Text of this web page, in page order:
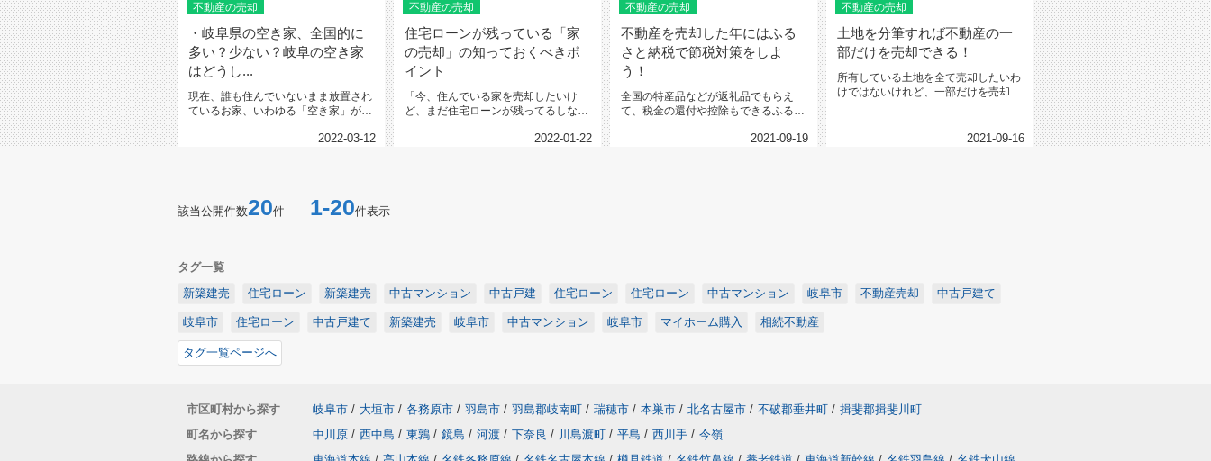
不動産の売却
・岐阜県の空き家、全国的に
多い？少ない？岐阜の空き家
はどうし...
現在、誰も住んでいないまま放置され
ているお家、いわゆる「空き家」が社
2022-03-12
不動産の売却
住宅ローンが残っている「家
の売却」の知っておくべきポ
イント
「今、住んでいる家を売却したいけ
ど、まだ住宅ローンが残ってるしな
2022-01-22
不動産の売却
不動産を売却した年にはふる
さと納税で節税対策をしよ
う！
全国の特産品などが返礼品でもらえ
て、税金の還付や控除もできるふるさ
2021-09-19
不動産の売却
土地を分筆すれば不動産の一
部だけを売却できる！
所有している土地を全て売却したいわ
けではないけれど、一部だけを売却し
2021-09-16
該当公開件数20件 1-20件表示
タグ一覧
新築建売
住宅ローン 新築建売 中古マンション 中古戸建 住宅ローン 住宅ローン 中古マンション 岐阜市 不動産売却 中古戸建て
岐阜市 住宅ローン 中古戸建て 新築建売 岐阜市 中古マンション 岐阜市 マイホーム購入 相続不動産
タグ一覧ページへ
市区町村から探す 岐阜市 / 大垣市 / 各務原市 / 羽島市 / 羽島郡岐南町 / 瑞穂市 / 本巣市 / 北名古屋市 / 不破郡垂井町 / 揖斐郡揖斐川町
町名から探す
中川原 / 西中島 / 東鶉 / 鏡島 / 河渡 / 下奈良 / 川島渡町 / 平島 / 西川手 / 今嶺